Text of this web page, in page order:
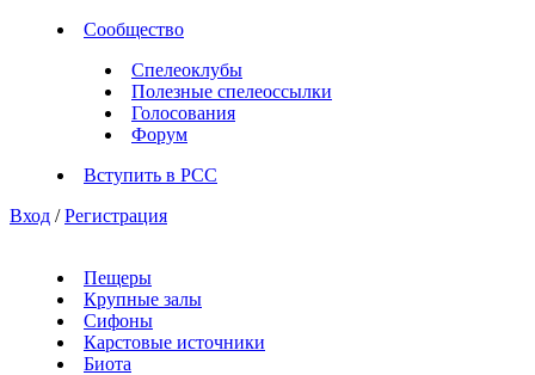
Сообщество
Спелеоклубы
Полезные спелеоссылки
Голосования
Форум
Вступить в РСС
Вход / Регистрация
Пещеры
Крупные залы
Сифоны
Карстовые источники
Биота